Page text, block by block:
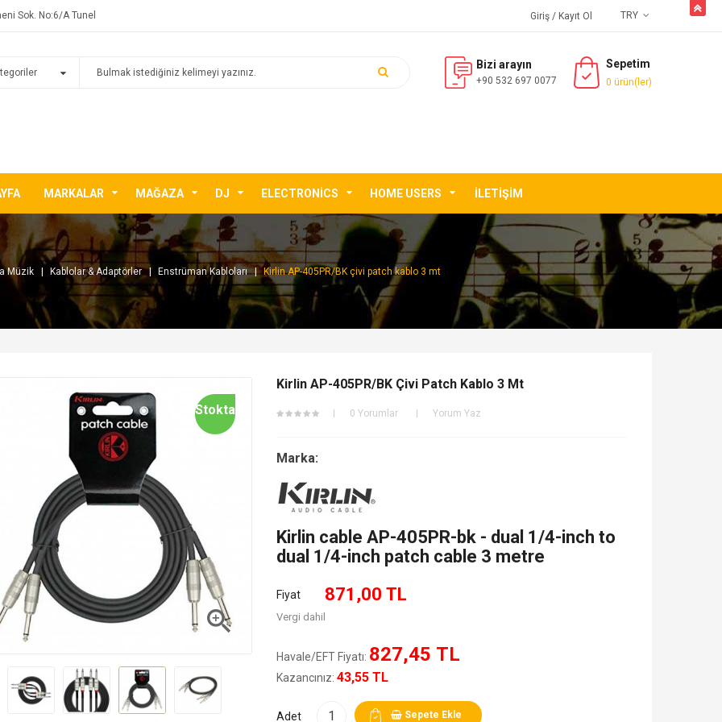
Sok. No:6/A Tunel TRY
Giriş / Kayıt Ol
Bizi arayın
+90 532 697 0077
Sepetim
0 ürün(ler)
MARKALAR MAĞAZA DJ ELECTRONICS HOME USERS İLETIŞIM
Müzik Kablolar & Adaptörler Enstrüman Kabloları Kirlin AP-405PR/BK çivi patch kablo 3 mt

Stokta
Kirlin AP-405PR/BK Çivi Patch Kablo 3 Mt
0 Yorumlar Yorum Yaz
Marka:
Kirlin cable AP-405PR-bk - dual 1/4-inch to
dual 1/4-inch patch cable 3 metre
Fiyat 871,00 TL
Vergi dahil
Havale/EFT Fiyatı: 827,45 TL
Kazancınız: 43,55 TL
Adet Sepete Ekle